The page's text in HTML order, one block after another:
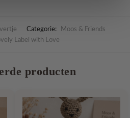
Categorie:
Moos & Friends
Label with Love
producten